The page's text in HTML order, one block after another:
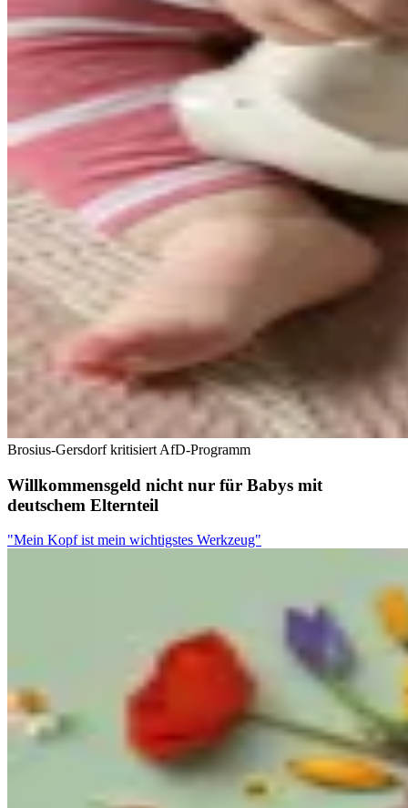
Brosius-Gersdorf kritisiert AfD-Programm
Willkommensgeld nicht nur für Babys mit
deutschem Elternteil
"Mein Kopf ist mein wichtigstes Werkzeug"